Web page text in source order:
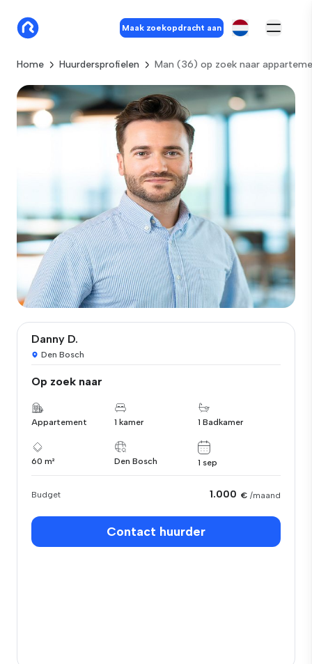
Maak zoekopdracht aan
Home Huurdersprofielen Man (36) op zoek naar
Danny D.
Den Bosch
Op zoek naar
Appartement 1 kamer 1 Badkamer
60 m² Den Bosch 1 sep
Budget 1.000 € /maand
Contact huurder